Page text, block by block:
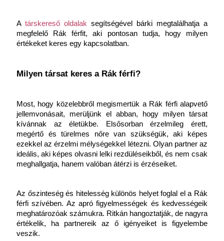
A társkereső oldalak segítségével bárki megtalálhatja a
megfelelő Rák férfit, aki pontosan tudja, hogy milyen
értékeket keres egy kapcsolatban.
Milyen társat keres a Rák férfi?
Most, hogy közelebbről megismertük a Rák férfi alapvető
jellemvonásait, merüljünk el abban, hogy milyen társat
kívánnak az életükbe. Elsősorban érzelmileg érett,
megértő és türelmes nőre van szükségük, aki képes
ezekkel az érzelmi mélységekkel létezni. Olyan partner az
ideális, aki képes olvasni lelki rezdüléseikből, és nem csak
meghallgatja, hanem valóban átérzi is érzéseiket.
Az őszinteség és hitelesség különös helyet foglal el a Rák
férfi szívében. Az apró figyelmességek és kedvességeik
meghatározóak számukra. Ritkán hangoztatják, de nagyra
értékelik, ha partnereik az ő igényeiket is figyelembe
veszik.